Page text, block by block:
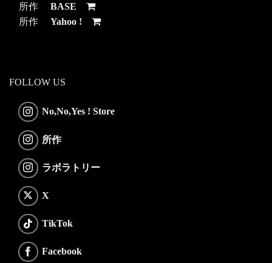
所作 BASE
所作 Yahoo !
FOLLOW US
No,No,Yes ! Store
所作
ラボラトリー
X
TikTok
Facebook